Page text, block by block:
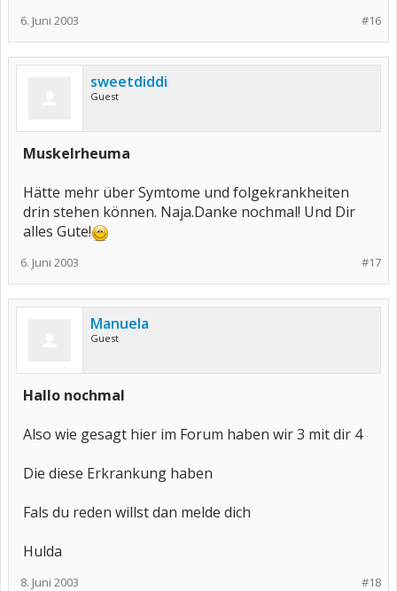
#16
6. Juni 2003
sweetdiddi
Guest
Muskelrheuma
Hätte mehr über Symtome und folgekrankheiten
drin stehen können. Naja.Danke nochmal! Und Dir
alles Gute!
#17
6. Juni 2003
Manuela
Guest
Hallo nochmal
Also wie gesagt hier im Forum haben wir 3 mit dir 4
Die diese Erkrankung haben
Fals du reden willst dan melde dich
Hulda
#18
8. Juni 2003